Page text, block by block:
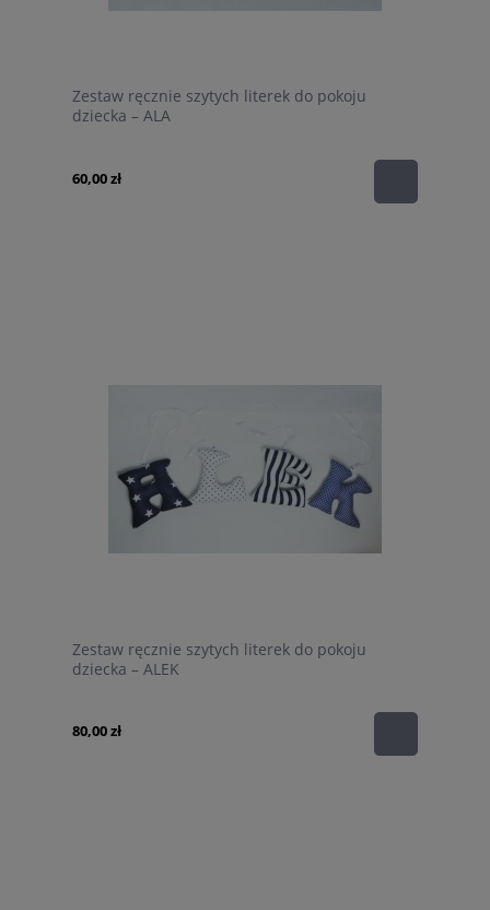
Zestaw ręcznie szytych literek do pokoju
dziecka – ALA
60,00 zł
Zestaw ręcznie szytych literek do pokoju
dziecka – ALEK
80,00 zł